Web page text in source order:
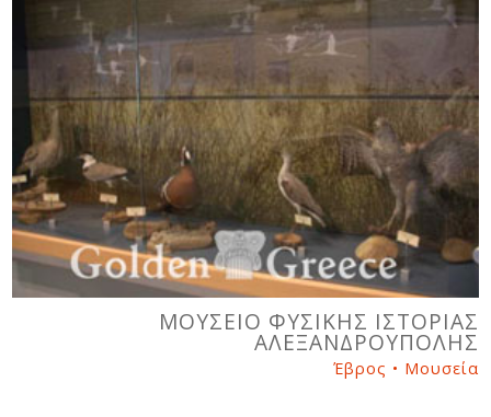
ΜΟΥΣΕΙΟ ΦΥΣΙΚΗΣ ΙΣΤΟΡΙΑΣ
ΑΛΕΞΑΝΔΡΟΥΠΟΛΗΣ
Έβρος • Μουσεία